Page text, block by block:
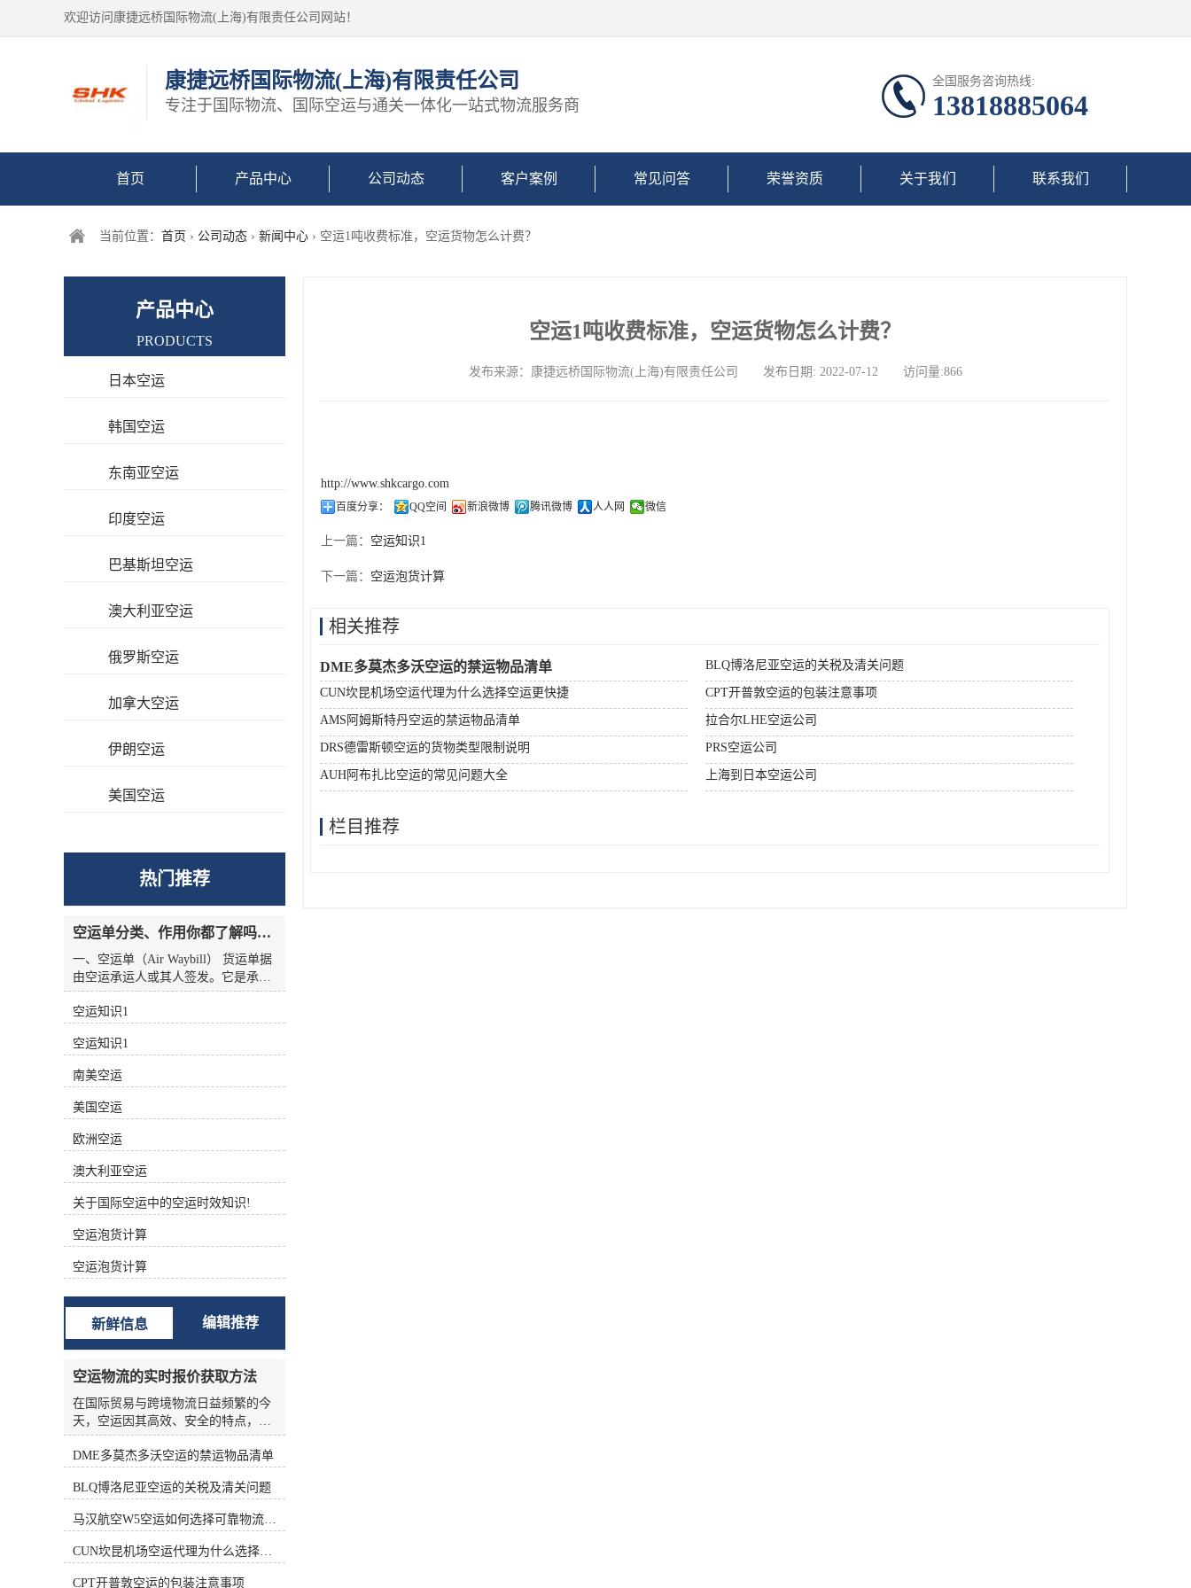
欢迎访问康捷远桥国际物流(上海)有限责任公司网站！
康捷远桥国际物流(上海)有限责任公司
专注于国际物流、国际空运与通关一体化一站式物流服务商
全国服务咨询热线:
13818885064
首页 产品中心 公司动态 客户案例 常见问答 荣誉资质 关于我们 联系我们
当前位置： 首页 › 公司动态 › 新闻中心 › 空运1吨收费标准，空运货物怎么计费？
空运1吨收费标准，空运货物怎么计费？
发布来源：康捷远桥国际物流(上海)有限责任公司 发布日期: 2022-07-12 访问量:866
http://www.shkcargo.com
百度分享： QQ空间 新浪微博 腾讯微博 人人网 微信
上一篇： 空运知识1
下一篇： 空运泡货计算
相关推荐
DME多莫杰多沃空运的禁运物品清单 BLQ博洛尼亚空运的关税及清关问题
CUN坎昆机场空运代理为什么选择空运更快捷 CPT开普敦空运的包装注意事项
AMS阿姆斯特丹空运的禁运物品清单 拉合尔LHE空运公司
DRS德雷斯顿空运的货物类型限制说明 PRS空运公司
AUH阿布扎比空运的常见问题大全 上海到日本空运公司
栏目推荐
产品中心
PRODUCTS
日本空运
韩国空运
东南亚空运
印度空运
巴基斯坦空运
澳大利亚空运
俄罗斯空运
加拿大空运
伊朗空运
美国空运
热门推荐
空运单分类、作用你都了解吗？空运单干货讲解
一、空运单（Air Waybill） 货运单据
由空运承运人或其人签发。它是承运
人收到货物的收据，也是托运人与承
运人之间的运输合同，但没有物权凭
二、航空货运单分类 1.按无承运人名
称分类 航空货运单有两种 (1)货运单
（Airline Air Waybill） 印有出票
（issue carrier）航空货运单的名称和
标志(航徽、代码等)。.这种空运单代
表的身份。 (2)中性货运单（Neutral
Air Waybill） 承运人名称和标志的货
运单未提前打印在运单上。这种空运
根据不同的功能进行分类 (1)航空主
运单（Master Air Waybill ，MAWB）
签发的航空运单称为主运单。 (2)航
空分运单（House Air Waybill ，
HAWB） 在办理集中托运业务时，向
发货人签发运单。三、航空货运单的
构成 中国国际航空货运单由一式十二
联组成，包括三联原件、六联副本和
三联额外副本。 如下表所示： 填写
航空货运单的责任 根据《华沙公
约》、《海牙议定书》和承运人的运
输条件，承运人的运输条件为托运人
准备航空货运单。 根据《华沙公约》
第六条第(1)款和第(5)款，航空货运单
由托运人填写。承运人按托运人要求
写。 这表明托运人应对货运单上填写
人对货运单上填写的内容不准确、不
完整造成的损失负责。 在航空货运业
务运营中，各承运的大量货物由其人
收运，部分特殊货物由直接收运。托
空运知识1
空运知识1
南美空运
美国空运
欧洲空运
澳大利亚空运
关于国际空运中的空运时效知识!
空运泡货计算
空运泡货计算
新鲜信息 编辑推荐
空运物流的实时报价获取方法
在国际贸易与跨境物流日益频繁的今
天，空运因其高效、安全的特点，成
为许多企业优先选择的运输方式。然
而，空运物流的报价并非一成不变，
货物种类等多种变量影响，价格波动
频繁。对于货主和物流从业者来说，
如何准确、高效地获取实时报价，是
控制成本、优化供应链的关键环节。
本文将从实际业务角度出发，系统梳
理空运物流实时报价的获取方法，帮
DME多莫杰多沃空运的禁运物品清单
BLQ博洛尼亚空运的关税及清关问题
马汉航空W5空运如何选择可靠物流公司
CUN坎昆机场空运代理为什么选择空运更快捷
CPT开普敦空运的包装注意事项